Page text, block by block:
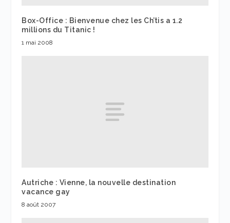
Box-Office : Bienvenue chez les Ch’tis a 1.2
millions du Titanic !
1 mai 2008
Autriche : Vienne, la nouvelle destination
vacance gay
8 août 2007